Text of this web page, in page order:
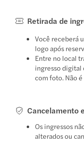
Retirada de
Você receberá
logo após
Entre no local
ingresso
com foto. Não
Cancelamento
Os ingressos
alterados ou